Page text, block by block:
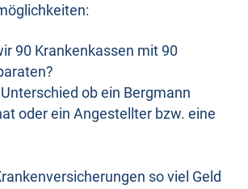
90 Krankenkassen mit 90
ob ein Bergmann
oder ein Angestellter bzw. eine
so viel Geld